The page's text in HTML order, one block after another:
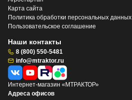
Карта сайта
Политика обработки персональных данных
Пользовательское соглашение
Наши контакты
8 (800) 550-5481
info@mtraktor.ru
Интернет-магазин «МТРАКТОР»
Адреса офисов